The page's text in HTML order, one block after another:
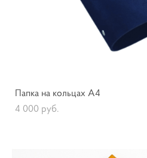
Папка на кольцах А4
4 000 pуб.